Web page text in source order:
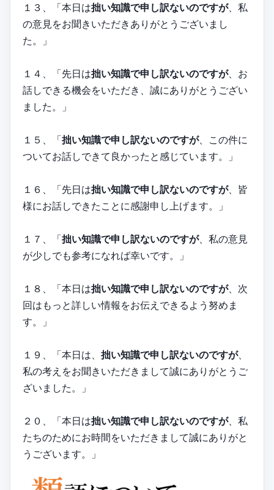
１３、「本日は拙い知識で申し訳ないのですが、私
の意見をお聞きいただきありがとうございまし
た。」
１４、「先日は拙い知識で申し訳ないのですが、お
話しできる機会をいただき、誠にありがとうござい
ました。」
１５、「拙い知識で申し訳ないのですが、この件に
ついてお話しできて良かったと感じています。」
１６、「先日は拙い知識で申し訳ないのですが、皆
様にお話しできたことに感謝申し上げます。」
１７、「拙い知識で申し訳ないのですが、私の意見
が少しでも参考になれば幸いです。」
１８、「本日は拙い知識で申し訳ないのですが、次
回はもっと詳しい情報をお伝えできるよう努めま
す。」
１９、「本日は、 拙い知識で申し訳ないのですが、
私の考えをお聞きいただきまして誠にありがとうご
ざいました。」
２０、「本日は拙い知識で申し訳ないのですが、私
たちのためにお時間をいただきまして誠にありがと
うございます。」